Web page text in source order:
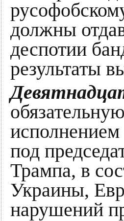
должны
деспотии
результаты
под
Трампа, в
Украины,
нарушений